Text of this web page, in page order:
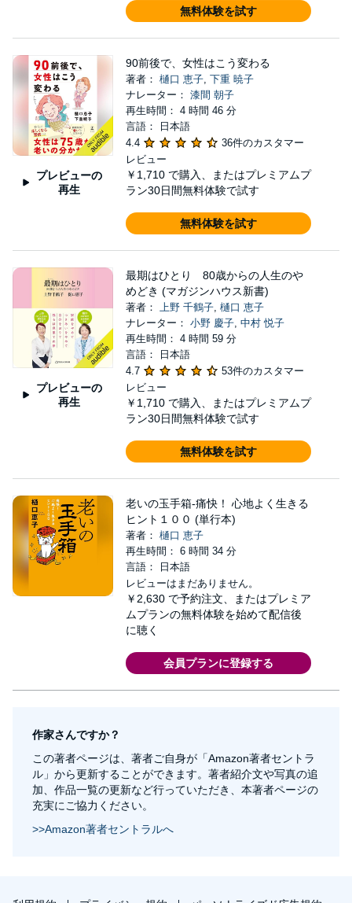
無料体験を試す
プレビューの
再生
90前後で、女性はこう変わる
著者： 樋口 恵子, 下重 暁子
ナレーター： 漆間 朝子
再生時間： 4 時間 46 分
言語： 日本語
4.4
36件のカスタマー
レビュー
￥1,710 で購入、またはプレミアムプ
ラン30日間無料体験で試す
無料体験を試す
プレビューの
再生
最期はひとり 80歳からの人生のや
めどき (マガジンハウス新書)
著者： 上野 千鶴子, 樋口 恵子
ナレーター： 小野 慶子, 中村 悦子
再生時間： 4 時間 59 分
言語： 日本語
4.7
53件のカスタマー
レビュー
￥1,710 で購入、またはプレミアムプ
ラン30日間無料体験で試す
無料体験を試す
老いの玉手箱-痛快！ 心地よく生きる
ヒント１００ (単行本)
著者： 樋口 恵子
再生時間： 6 時間 34 分
言語： 日本語
レビューはまだありません。
￥2,630 で予約注文、またはプレミア
ムプランの無料体験を始めて配信後
に聴く
会員プランに登録する
作家さんですか？
この著者ページは、著者ご自身が「Amazon著者セントラ
ル」から更新することができます。著者紹介文や写真の追
加、作品一覧の更新など行っていただき、本著者ページの
充実にご協力ください。
>>Amazon著者セントラルへ